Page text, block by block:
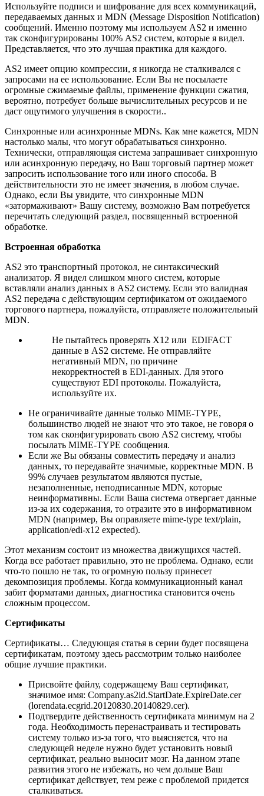
Используйте подписи и шифрование для всех коммуникаций,
передаваемых данных и MDN (Message Disposition Notification)
сообщений. Именно поэтому мы используем AS2 и именно
так сконфигурированы 100% AS2 систем, которые я видел.
Представляется, что это лучшая практика для каждого.
AS2 имеет опцию компрессии, я никогда не сталкивался с
запросами на ее использование. Если Вы не посылаете
огромные сжимаемые файлы, применение функции сжатия,
вероятно, потребует больше вычислительных ресурсов и не
даст ощутимого улучшения в скорости..
Синхронные или асинхронные MDNs. Как мне кажется, MDN
настолько малы, что могут обрабатываться синхронно.
Технически, отправляющая система запрашивает синхронную
или асинхронную передачу, но Ваш торговый партнер может
запросить использование того или иного способа. В
действительности это не имеет значения, в любом случае.
Однако, если Вы увидите, что синхронные MDN
«затормаживают» Вашу систему, возможно Вам потребуется
перечитать следующий раздел, посвященный встроенной
обработке.
Встроенная обработка
AS2 это транспортный протокол, не синтаксический
анализатор. Я видел слишком много систем, которые
вставляли анализ данных в AS2 систему. Если это валидная
AS2 передача с действующим сертификатом от ожидаемого
торгового партнера, пожалуйста, отправляете положительный
MDN.
Не пытайтесь проверять X12 или EDIFACT
данные в AS2 системе. Не отправляйте
негативный MDN, по причине
некорректностей в EDI-данных. Для этого
существуют EDI протоколы. Пожалуйста,
используйте их.
Не ограничивайте данные только MIME-TYPE,
большинство людей не знают что это такое, не говоря о
том как сконфигурировать свою AS2 систему, чтобы
посылать MIME-TYPE сообщения.
Если же Вы обязаны совместить передачу и анализ
данных, то передавайте значимые, корректные MDN. В
99% случаев результатом являются пустые,
незаполненные, неподписанные MDN, которые
неинформативны. Если Ваша система отвергает данные
из-за их содержания, то отразите это в информативном
MDN (например, Вы оправляете mime-type text/plain,
application/edi-x12 expected).
Этот механизм состоит из множества движущихся частей.
Когда все работает правильно, это не проблема. Однако, если
что-то пошло не так, то огромную пользу принесет
декомпозиция проблемы. Когда коммуникационный канал
забит форматами данных, диагностика становится очень
сложным процессом.
Сертификаты
Сертификаты… Следующая статья в серии будет посвящена
сертификатам, поэтому здесь рассмотрим только наиболее
общие лучшие практики.
Присвойте файлу, содержащему Ваш сертификат,
значимое имя: Company.as2id.StartDate.ExpireDate.cer
(lorendata.ecgrid.20120830.20140829.cer).
Подтвердите действенность сертификата минимум на 2
года. Необходимость перенастраивать и тестировать
систему только из-за того, что выясняется, что на
следующей неделе нужно будет установить новый
сертификат, реально выносит мозг. На данном этапе
развития этого не избежать, но чем дольше Ваш
сертификат действует, тем реже с проблемой придется
сталкиваться.